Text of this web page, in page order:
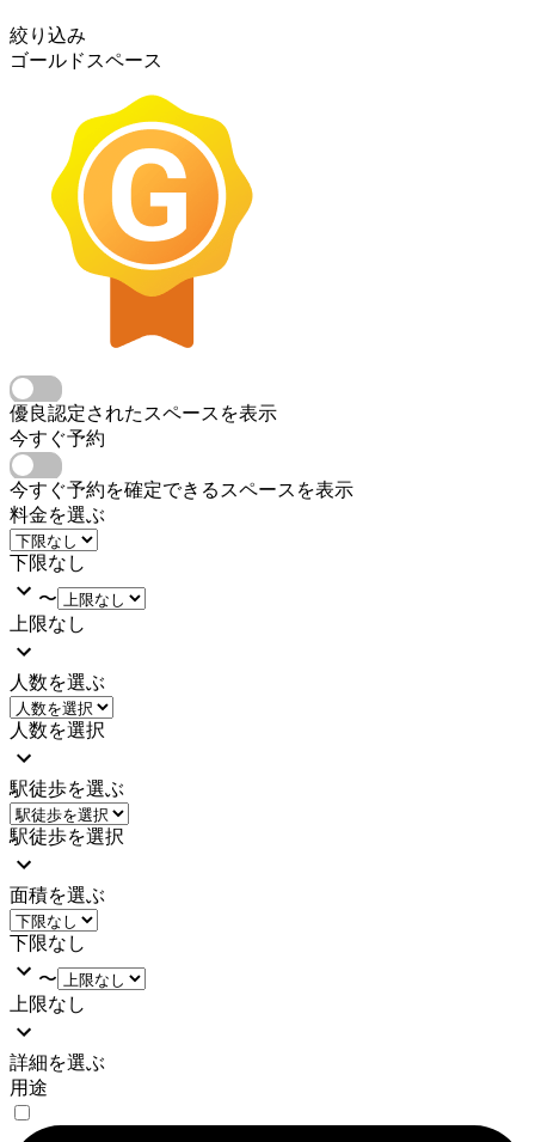
絞り込み
ゴールドスペース
優良認定されたスペースを表示
今すぐ予約
今すぐ予約を確定できるスペースを表示
料金を選ぶ
下限なし
〜
上限なし
人数を選ぶ
人数を選択
駅徒歩を選ぶ
駅徒歩を選択
面積を選ぶ
下限なし
〜
上限なし
詳細を選ぶ
用途